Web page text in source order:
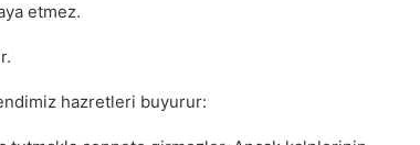
etmez.
hazretleri buyurur: